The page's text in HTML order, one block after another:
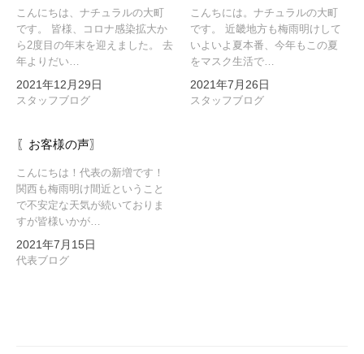
こんにちは、ナチュラルの大町
です。 皆様、コロナ感染拡大か
ら2度目の年末を迎えました。 去
年よりだい…
2021年12月29日
スタッフブログ
こんちには。ナチュラルの大町
です。 近畿地方も梅雨明けして
いよいよ夏本番、今年もこの夏
をマスク生活で…
2021年7月26日
スタッフブログ
〖お客様の声〗
こんにちは！代表の新増です！
関西も梅雨明け間近ということ
で不安定な天気が続いておりま
すが皆様いかが…
2021年7月15日
代表ブログ